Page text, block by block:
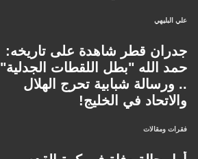
علي البليهي
جدران قطر شاهدة على تاريخه:
حمد الله "بطل اللقطات الجدلية"
.. ورسالة شبابية تحرج الهلال
والاتحاد في الخليج!
فقرات ومقالات